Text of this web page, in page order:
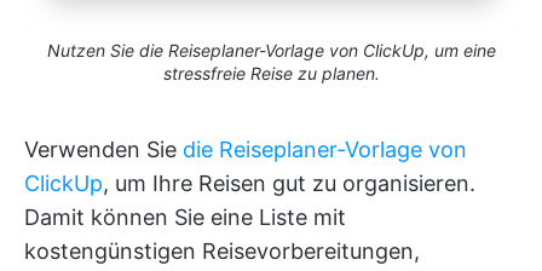
Nutzen Sie die Reiseplaner-Vorlage von ClickUp, um eine
stressfreie Reise zu planen.
Verwenden Sie die Reiseplaner-Vorlage von
ClickUp, um Ihre Reisen gut zu organisieren.
Damit können Sie eine Liste mit
kostengünstigen Reisevorbereitungen,